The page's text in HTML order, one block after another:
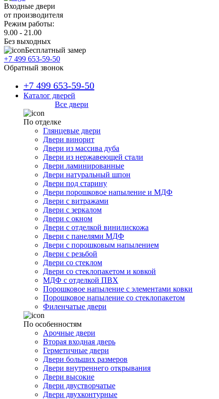
Входные двери
от производителя
Режим работы:
9.00 - 21.00
Без выходных
Бесплатный замер
+7 499 653-59-50
Обратный звонок
+7 499 653-59-50
Каталог дверей
Все двери
По отделке
Глянцевые двери
Двери винорит
Двери из массива дуба
Двери из нержавеющей стали
Двери ламинированные
Двери натуральный шпон
Двери под старину
Двери порошковое напыление и МДФ
Двери с витражами
Двери с зеркалом
Двери с окном
Двери с отделкой винилискожа
Двери с панелями МДФ
Двери с порошковым напылением
Двери с резьбой
Двери со стеклом
Двери со стеклопакетом и ковкой
МДФ с отделкой ПВХ
Порошковое напыление с элементами ковки
Порошковое напыление со стеклопакетом
Филенчатые двери
По особенностям
Арочные двери
Вторая входная дверь
Герметичные двери
Двери больших размеров
Двери внутреннего открывания
Двери высокие
Двери двустворчатые
Двери двухконтурные